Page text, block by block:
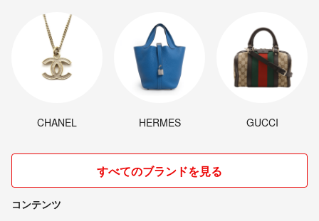
CHANEL HERMES GUCCI
すべてのブランドを見る
コンテンツ